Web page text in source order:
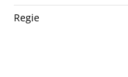
Regie